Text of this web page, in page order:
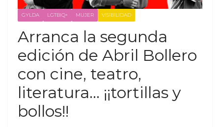
GYLDA LGTBIQ+ MUJER VISIBILIDAD
Arranca la segunda
edición de Abril Bollero
con cine, teatro,
literatura… ¡¡tortillas y
bollos!!